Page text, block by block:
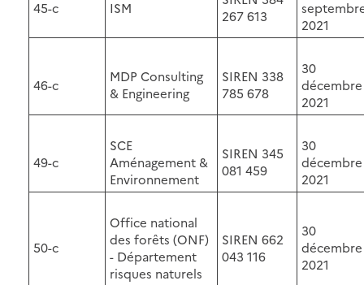
45-c ISM
267 613
2021
46-c
MDP Consulting
& Engineering
SIREN 338
785 678
30
décembre
2021
49-c
SCE
Aménagement &
Environnement
SIREN 345
081 459
30
décembre
2021
50-c
Office national
des forêts (ONF)
- Département
risques naturels
SIREN 662
043 116
30
décembre
2021